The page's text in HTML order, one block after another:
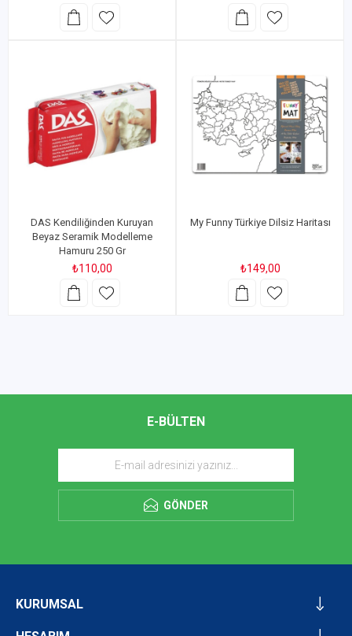
DAS Kendiliğinden Kuruyan
Beyaz Seramik Modelleme
Hamuru 250 Gr
₺110,00
My Funny Türkiye Dilsiz Haritası
₺149,00
E-BÜLTEN
GÖNDER
KURUMSAL